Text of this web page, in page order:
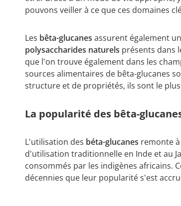
pouvons veiller à ce que ces domaines
Les bêta-glucanes assurent également
polysaccharides naturels présents dans
que l'on trouve également dans les
sources alimentaires de bêta-glucanes
structure et de propriétés, ils sont le
La popularité des bêta-
L'utilisation des béta-glucanes remonte
d'utilisation traditionnelle en Inde et au
consommés par les indigènes africains.
décennies que leur popularité s'est